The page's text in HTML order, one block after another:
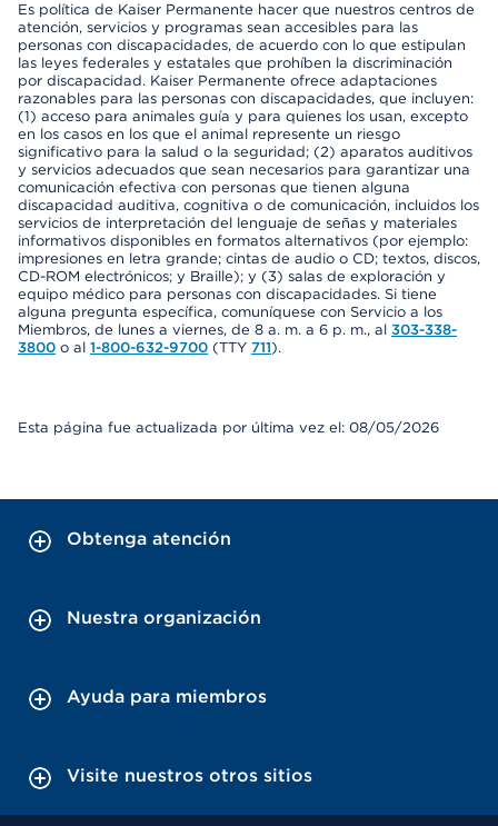
Es política de Kaiser Permanente hacer que nuestros centros de
atención, servicios y programas sean accesibles para las
personas con discapacidades, de acuerdo con lo que estipulan
las leyes federales y estatales que prohíben la discriminación
por discapacidad. Kaiser Permanente ofrece adaptaciones
razonables para las personas con discapacidades, que incluyen:
(1) acceso para animales guía y para quienes los usan, excepto
en los casos en los que el animal represente un riesgo
significativo para la salud o la seguridad; (2) aparatos auditivos
y servicios adecuados que sean necesarios para garantizar una
comunicación efectiva con personas que tienen alguna
discapacidad auditiva, cognitiva o de comunicación, incluidos los
servicios de interpretación del lenguaje de señas y materiales
informativos disponibles en formatos alternativos (por ejemplo:
impresiones en letra grande; cintas de audio o CD; textos, discos,
CD-ROM electrónicos; y Braille); y (3) salas de exploración y
equipo médico para personas con discapacidades. Si tiene
alguna pregunta específica, comuníquese con Servicio a los
Miembros, de lunes a viernes, de 8 a. m. a 6 p. m., al 303-338-
3800 o al 1-800-632-9700 (TTY 711).
Esta página fue actualizada por última vez el: 08/05/2026
Obtenga atención
Nuestra organización
Ayuda para miembros
Visite nuestros otros sitios